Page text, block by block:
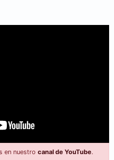
en nuestro canal de YouTube.